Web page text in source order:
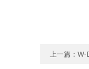
上一篇： W-